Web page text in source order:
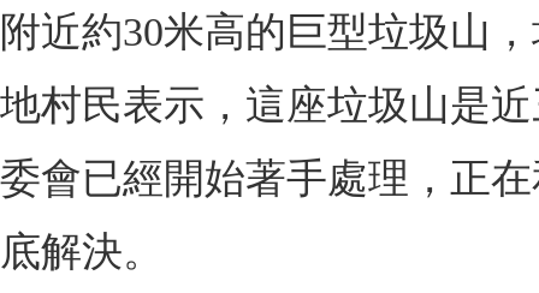
附近約30米高的巨型垃圾山
地村民表示，這座垃圾山是
委會已經開始著手處理，正
底解決。